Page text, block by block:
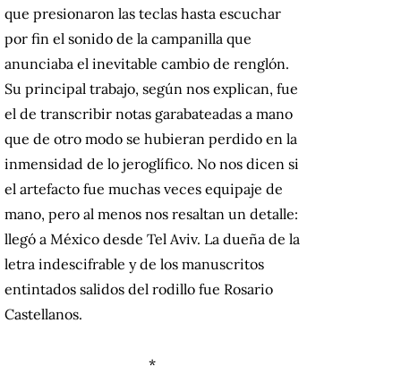
que presionaron las teclas hasta escuchar
por fin el sonido de la campanilla que
anunciaba el inevitable cambio de renglón.
Su principal trabajo, según nos explican, fue
el de transcribir notas garabateadas a mano
que de otro modo se hubieran perdido en la
inmensidad de lo jeroglífico. No nos dicen si
el artefacto fue muchas veces equipaje de
mano, pero al menos nos resaltan un detalle:
llegó a México desde Tel Aviv. La dueña de la
letra indescifrable y de los manuscritos
entintados salidos del rodillo fue Rosario
Castellanos.
*